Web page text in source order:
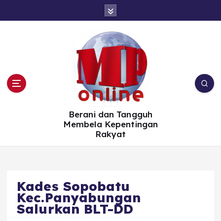
Berani dan Tangguh
Membela Kepentingan
Rakyat
Kades Sopobatu
Kec.Panyabungan
Salurkan BLT-DD